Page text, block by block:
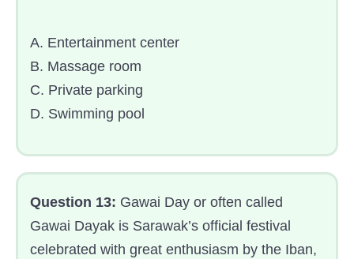
A. Entertainment center
B. Massage room
C. Private parking
D. Swimming pool
Question 13: Gawai Day or often called
Gawai Dayak is Sarawak’s official festival
celebrated with great enthusiasm by the Iban,